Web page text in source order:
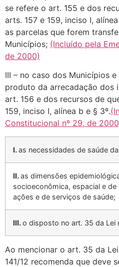
se refere o art. 155 e dos
arts. 157 e 159, inciso I,
as parcelas que forem
Municípios; (Incluído pela
de 2000)
III – no caso dos Municípios
produto da arrecadação dos
art. 156 e dos recursos de
159, inciso I, alínea b e § 3º.
Constitucional nº 29, de
I.as necessidades de saúde
II.as dimensões
socioeconômica, espacial e
ações e de serviços de saúde;
III.o disposto no art. 35 da Lei
Ao mencionar o art. 35 da
141/12 recomenda que deve